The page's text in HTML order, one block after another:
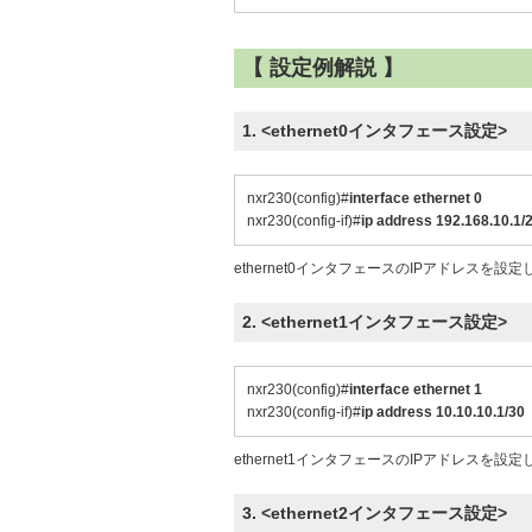
【 設定例解説 】
1. <ethernet0インタフェース設定>
nxr230(config)#interface ethernet 0
nxr230(config-if)#ip address 192.168.10.1/
ethernet0インタフェースのIPアドレスを設定
2. <ethernet1インタフェース設定>
nxr230(config)#interface ethernet 1
nxr230(config-if)#ip address 10.10.10.1/30
ethernet1インタフェースのIPアドレスを設定
3. <ethernet2インタフェース設定>